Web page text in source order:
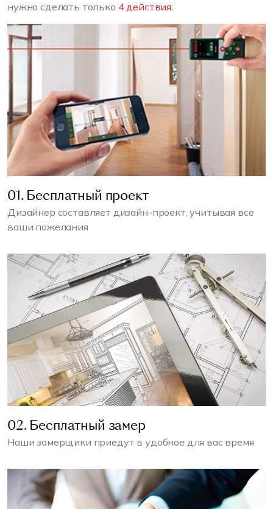
нужно сделать только 4 действия:
01. Бесплатный проект
Дизайнер составляет дизайн-проект, учитывая все
ваши пожелания
02. Бесплатный замер
Наши замерщики приедут в удобное для вас время